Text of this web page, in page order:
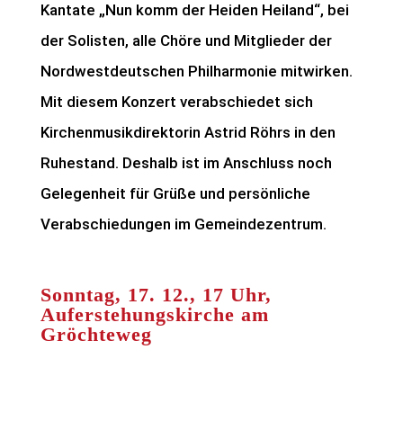
Kantate „Nun komm der Heiden Heiland“, bei
der Solisten, alle Chöre und Mitglieder der
Nordwestdeutschen Philharmonie mitwirken.
Mit diesem Konzert verabschiedet sich
Kirchenmusikdirektorin Astrid Röhrs in den
Ruhestand. Deshalb ist im Anschluss noch
Gelegenheit für Grüße und persönliche
Verabschiedungen im Gemeindezentrum.
Sonntag, 17. 12., 17 Uhr,
Auferstehungskirche am
Gröchteweg